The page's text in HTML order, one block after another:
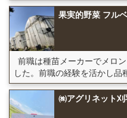
果実的野菜 フル
前職は種苗メーカーでメロ
した。前職の経験を活かし品
㈱アグリネット刈